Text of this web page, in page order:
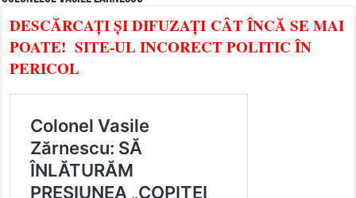
DESCĂRCAȚI ȘI DIFUZAȚI CÂT ÎNCĂ SE MAI
POATE! SITE-UL INCORECT POLITIC ÎN
PERICOL